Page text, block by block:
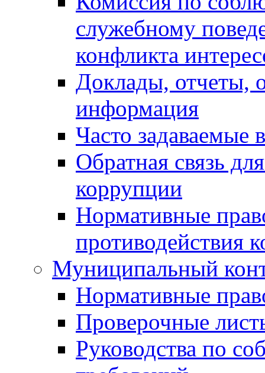
служебному
конфликта
Доклады, отчеты,
информация
Часто задаваемые
Обратная связь
коррупции
Нормативные
противодействия
Муниципальный
Нормативные
Проверочные
Руководства по